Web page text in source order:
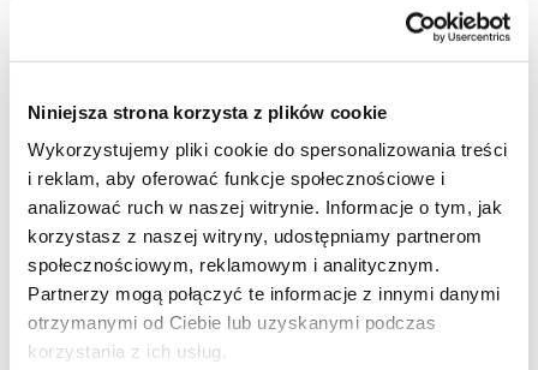
Niniejsza strona korzysta z plików cookie
Wykorzystujemy pliki cookie do spersonalizowania treści
i reklam, aby oferować funkcje społecznościowe i
analizować ruch w naszej witrynie. Informacje o tym, jak
korzystasz z naszej witryny, udostępniamy partnerom
społecznościowym, reklamowym i analitycznym.
Partnerzy mogą połączyć te informacje z innymi danymi
otrzymanymi od Ciebie lub uzyskanymi podczas
korzystania z ich usług.
Etui i szczoteczka soniczna Oclean X Ultra Set Green, zielona
499,00 Zł
5,0/5 (4x)
Do koszyka
Natychmiast w